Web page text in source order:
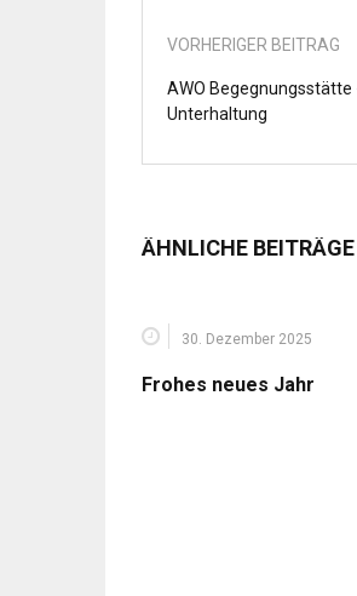
VORHERIGER BEITRAG
AWO Begegnungsstätte
Unterhaltung
ÄHNLICHE BEITRÄGE
30. Dezember 2025
Frohes neues Jahr